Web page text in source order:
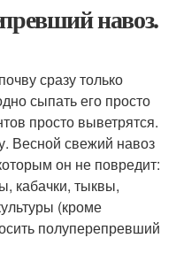
навоз.
сразу только
сыпать его просто
просто выветрятся.
Весной свежий навоз
он не повредит:
кабачки, тыквы,
(кроме
полуперепревший